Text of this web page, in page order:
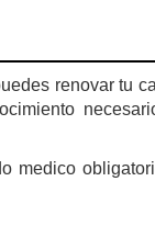
renovar tu
medico